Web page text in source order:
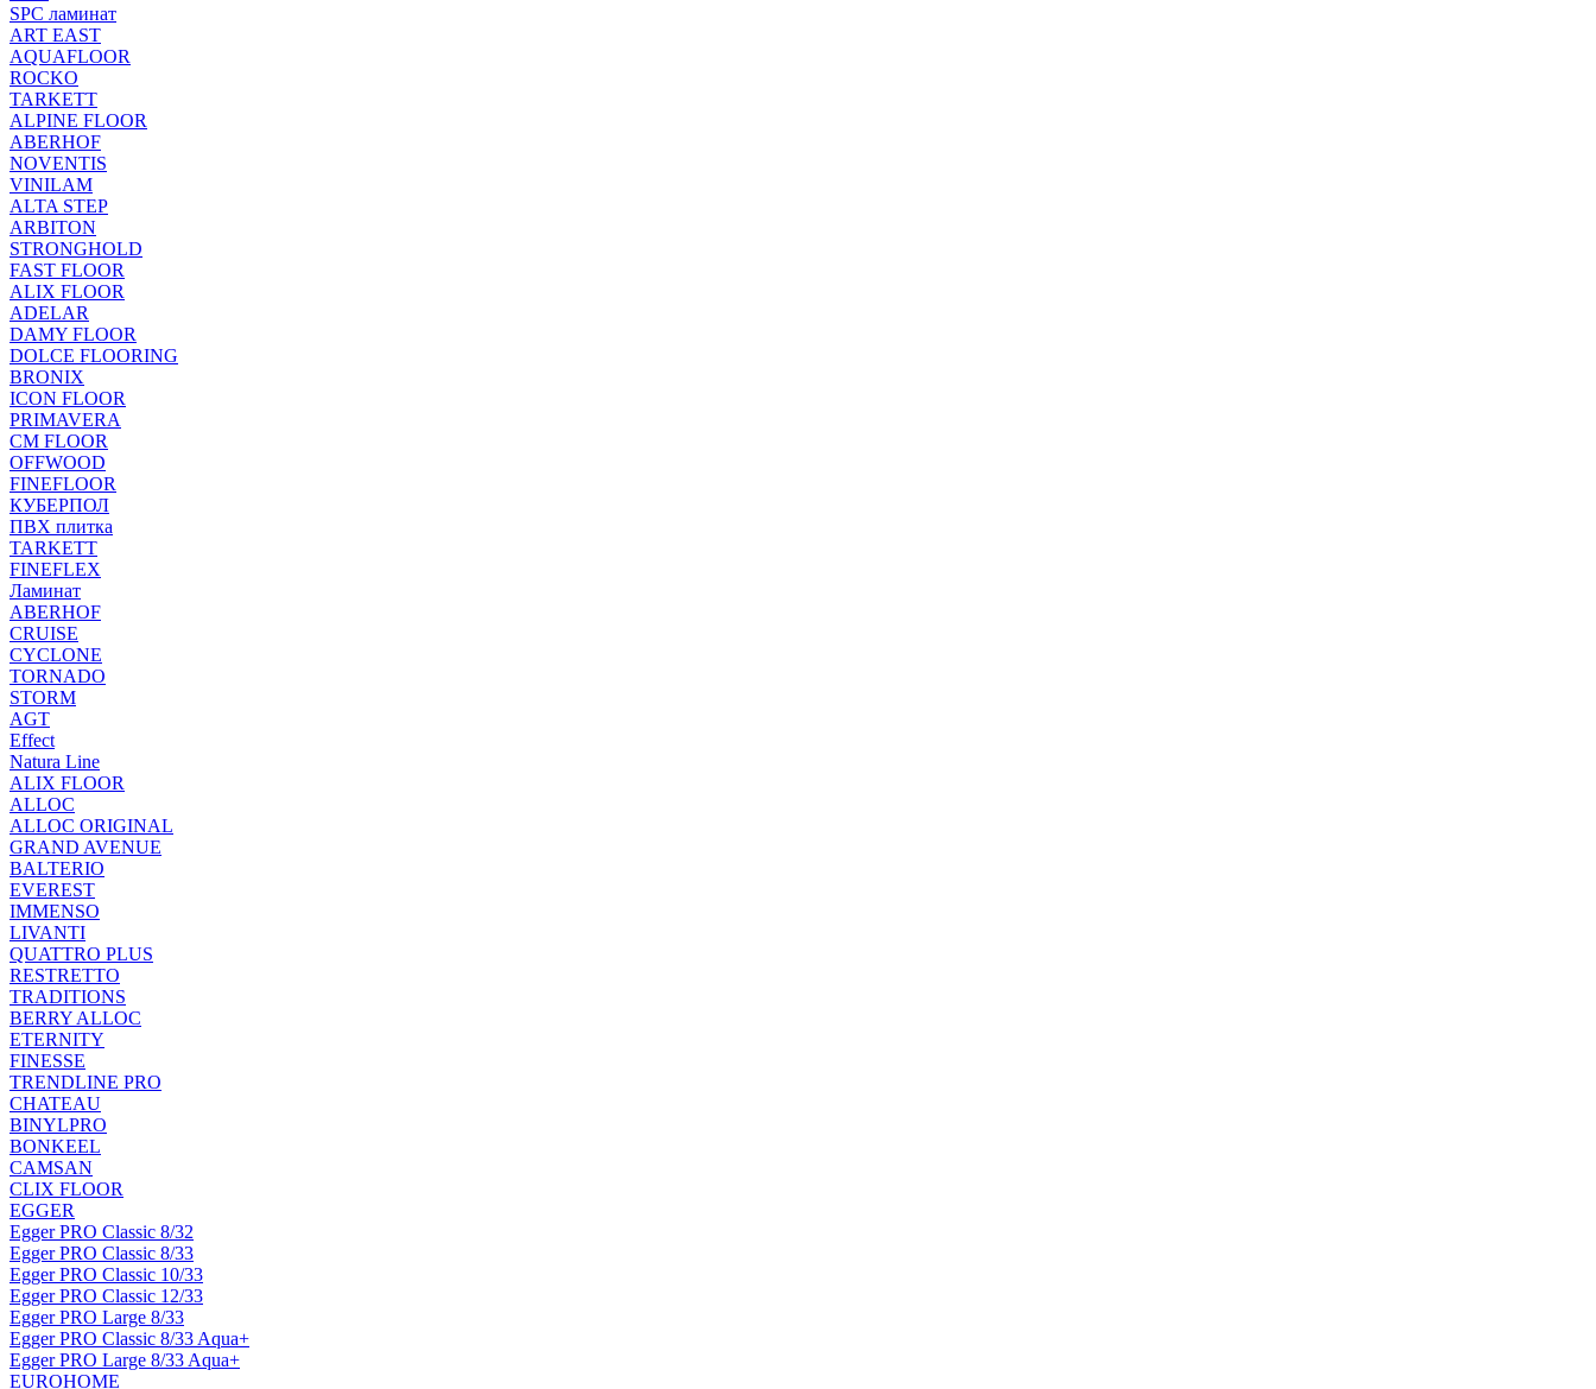
SPC ламинат
ART EAST
AQUAFLOOR
ROCKO
TARKETT
ALPINE FLOOR
ABERHOF
NOVENTIS
VINILAM
ALTA STEP
ARBITON
STRONGHOLD
FAST FLOOR
ALIX FLOOR
ADELAR
DAMY FLOOR
DOLCE FLOORING
BRONIX
ICON FLOOR
PRIMAVERA
CM FLOOR
OFFWOOD
FINEFLOOR
КУБЕРПОЛ
ПВХ плитка
TARKETT
FINEFLEX
Ламинат
ABERHOF
CRUISE
CYCLONE
TORNADO
STORM
AGT
Effect
Natura Line
ALIX FLOOR
ALLOC
ALLOC ORIGINAL
GRAND AVENUE
BALTERIO
EVEREST
IMMENSO
LIVANTI
QUATTRO PLUS
RESTRETTO
TRADITIONS
BERRY ALLOC
ETERNITY
FINESSE
TRENDLINE PRO
CHATEAU
BINYLPRO
BONKEEL
CAMSAN
CLIX FLOOR
EGGER
Egger PRO Classic 8/32
Egger PRO Classic 8/33
Egger PRO Classic 10/33
Egger PRO Classic 12/33
Egger PRO Large 8/33
Egger PRO Classic 8/33 Aqua+
Egger PRO Large 8/33 Aqua+
EUROHOME